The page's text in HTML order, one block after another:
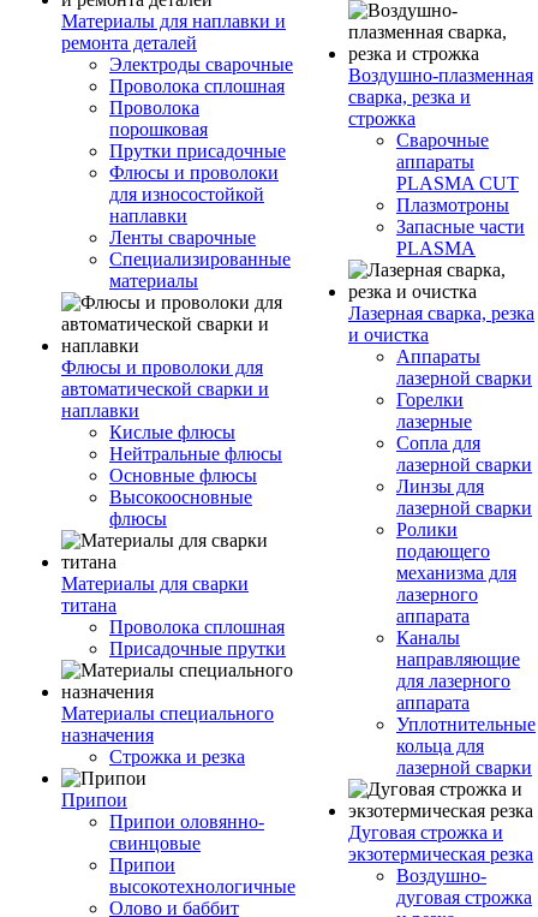
Материалы для наплавки и
ремонта деталей
Электроды сварочные
Проволока сплошная
Проволока
порошковая
Прутки присадочные
Флюсы и проволоки
для износостойкой
наплавки
Ленты сварочные
Специализированные
материалы
Флюсы и проволоки для
автоматической сварки и
наплавки
Кислые флюсы
Нейтральные флюсы
Основные флюсы
Высокоосновные
флюсы
Материалы для сварки
титана
Проволока сплошная
Присадочные прутки
Материалы специального
назначения
Строжка и резка
Припои
Припои оловянно-
свинцовые
Припои
высокотехнологичные
Олово и баббит
Воздушно-плазменная
сварка, резка и
строжка
Сварочные
аппараты
PLASMA CUT
Плазмотроны
Запасные части
PLASMA
Лазерная сварка, резка
и очистка
Аппараты
лазерной сварки
Горелки
лазерные
Сопла для
лазерной сварки
Линзы для
лазерной сварки
Ролики
подающего
механизма для
лазерного
аппарата
Каналы
направляющие
для лазерного
аппарата
Уплотнительные
кольца для
лазерной сварки
Дуговая строжка и
экзотермическая резка
Воздушно-
дуговая строжка